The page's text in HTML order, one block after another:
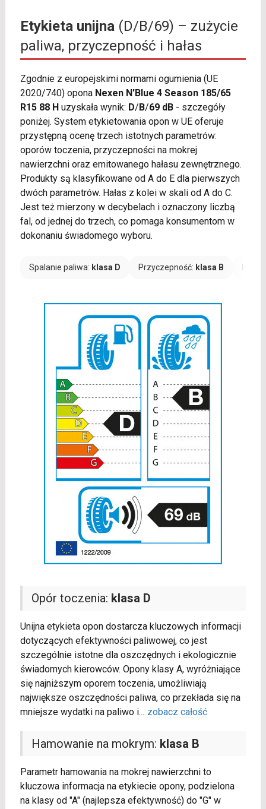
Etykieta unijna(D/B/69) – zużycie
paliwa, przyczepność i hałas
Zgodnie z europejskimi normami ogumienia (UE
2020/740) opona Nexen N'Blue 4 Season 185/65
R15 88 Huzyskała wynik: D/B/69 dB- szczegóły
poniżej. System etykietowania opon w UE oferuje
przystępną ocenę trzech istotnych parametrów:
oporów toczenia, przyczepności na mokrej
nawierzchni oraz emitowanego hałasu zewnętrznego.
Produkty są klasyfikowane od A do E dla pierwszych
dwóch parametrów. Hałas z kolei w skali od A do C.
Jest też mierzony w decybelach i oznaczony liczbą
fal, od jednej do trzech, co pomaga konsumentom w
dokonaniu świadomego wyboru.
Spalanie paliwa: klasa D Przyczepność: klasa B
Opór toczenia: klasa D
Unijna etykieta opon dostarcza kluczowych informacji
dotyczących efektywności paliwowej, co jest
szczególnie istotne dla oszczędnych i ekologicznie
świadomych kierowców. Opony klasy A, wyróżniające
się najniższym oporem toczenia, umożliwiają
największe oszczędności paliwa, co przekłada się na
mniejsze wydatki na paliwo i... zobacz całość
Hamowanie na mokrym: klasa B
Parametr hamowania na mokrej nawierzchni to
kluczowa informacja na etykiecie opony, podzielona
na klasy od "A" (najlepsza efektywność) do "G" w